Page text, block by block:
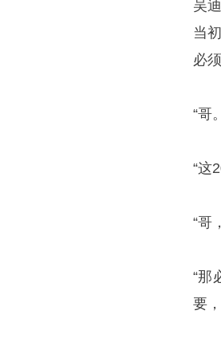
吴
当
必
“哥
“这
“哥
“那
要